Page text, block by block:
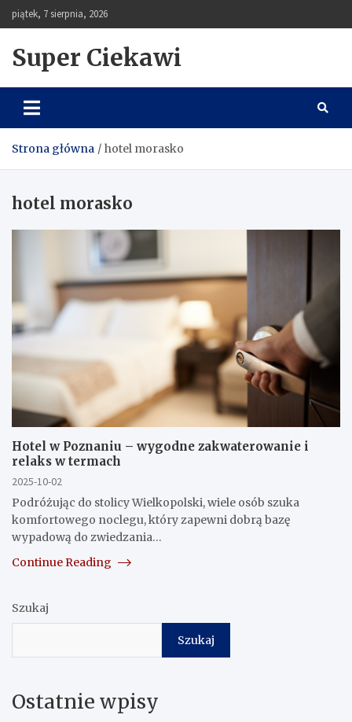
Skip
to
piątek, 7 sierpnia, 2026
Super Ciekawi
Strona główna hotel morasko
hotel morasko
Hotel w Poznaniu – wygodne zakwaterowanie i
relaks w termach
2025-10-02
Podróżując do stolicy Wielkopolski, wiele osób szuka
komfortowego noclegu, który zapewni dobrą bazę
wypadową do zwiedzania…
Continue Reading
Szukaj
Szukaj
Ostatnie wpisy